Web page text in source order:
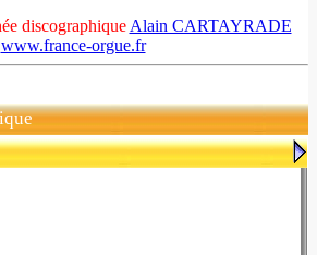
discographique Alain CARTAYRADE
www.france-orgue.fr